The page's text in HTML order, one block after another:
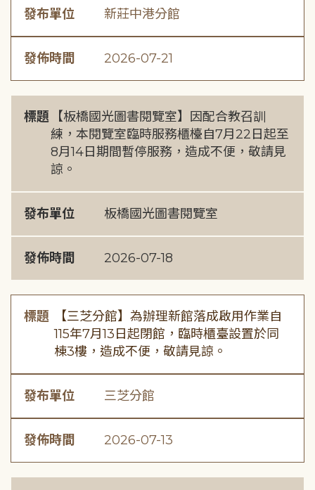
發布單位 新莊中港分館
發佈時間 2026-07-21
標題
【板橋國光圖書閱覽室】因配合教召訓
練，本閱覽室臨時服務櫃檯自7月22日起至
8月14日期間暫停服務，造成不便，敬請見
諒。
發布單位 板橋國光圖書閱覽室
發佈時間 2026-07-18
標題
【三芝分館】為辦理新館落成啟用作業自
115年7月13日起閉館，臨時櫃臺設置於同
棟3樓，造成不便，敬請見諒。
發布單位 三芝分館
發佈時間 2026-07-13